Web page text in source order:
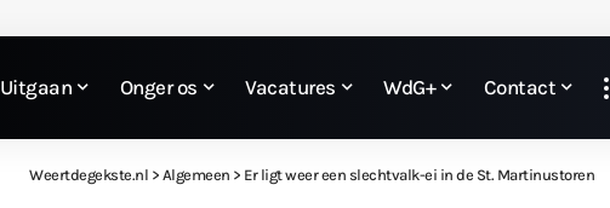
Uitgaan Onger os Vacatures WdG+ Contact
Weertdegekste.nl > Algemeen > Er ligt weer een slechtvalk-ei in de St. Martinustoren